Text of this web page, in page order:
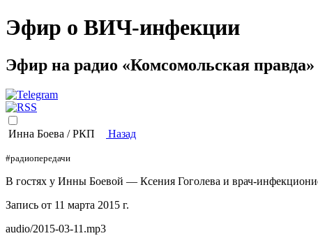
Эфир о ВИЧ-инфекции
Эфир на радио «Комсомольская правда»
Инна Боева / РКП Назад
#радиопередачи
В гостях у Инны Боевой — Ксения Гоголева и врач-
Запись от 11 марта 2015 г.
audio/2015-03-11.mp3